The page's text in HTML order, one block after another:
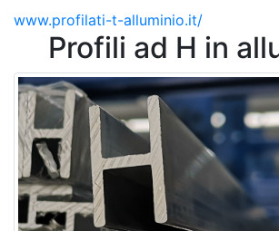
www.profilati-t-alluminio.it/
Profili ad H in